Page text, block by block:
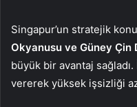
Singapur’un stratejik
Okyanusu ve Güney Çin
büyük bir avantaj
vererek yüksek işsizliği